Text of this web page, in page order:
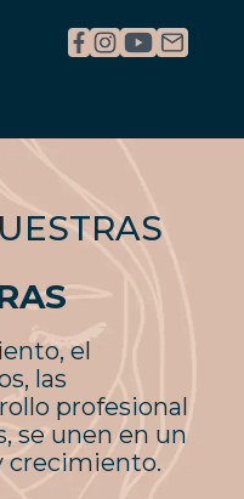
el
las
profesional
se unen en un
crecimiento.